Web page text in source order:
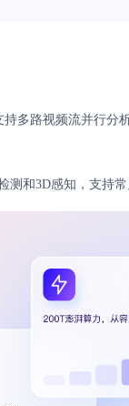
持多路视频流并行分
游刃有余
测和3D感知，支持